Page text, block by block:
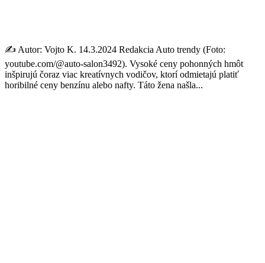
✍️ Autor: Vojto K. 14.3.2024 Redakcia Auto trendy (Foto:
youtube.com/@auto-salon3492). Vysoké ceny pohonných hmôt
inšpirujú čoraz viac kreatívnych vodičov, ktorí odmietajú platiť
horibilné ceny benzínu alebo nafty. Táto žena našla...